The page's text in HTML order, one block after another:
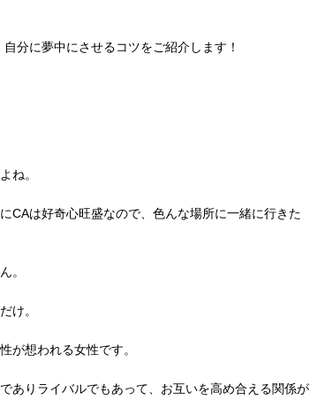
分に夢中にさせるコツをご紹介します！
ね。
CAは好奇心旺盛なので、色んな場所に一緒に行きた
。
け。
が想われる女性です。
ありライバルでもあって、お互いを高め合える関係が